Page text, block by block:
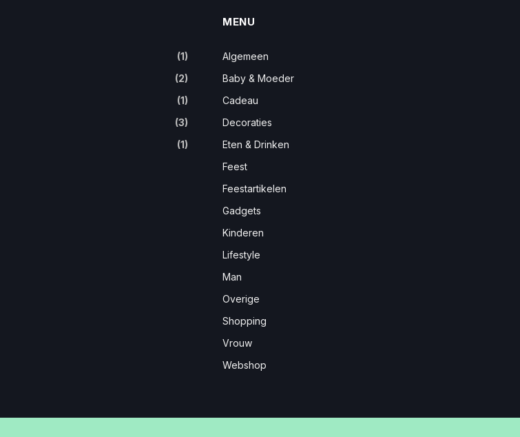
(1)
(2)
(1)
(3)
(1)
MENU
Algemeen
Baby & Moeder
Cadeau
Decoraties
Eten & Drinken
Feest
Feestartikelen
Gadgets
Kinderen
Lifestyle
Man
Overige
Shopping
Vrouw
Webshop